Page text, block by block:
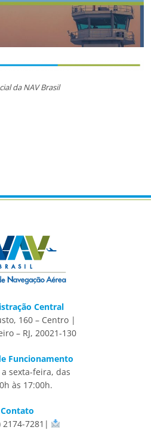
da NAV Brasil
Central
160 – Centro |
– RJ, 20021-130
Funcionamento
sexta-feira, das
às 17:00h.
Contato
2174-7281|